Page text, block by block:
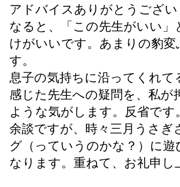
アドバイスありがとうござ
なると、「この先生がいい
けがいいです。あまりの豹
す。
息子の気持ちに沿ってくれ
感じた先生への疑問を、私
ような気がします。反省です。
余談ですが、時々三月うさ
グ（っていうのかな？）に
なります。重ねて、お礼申し